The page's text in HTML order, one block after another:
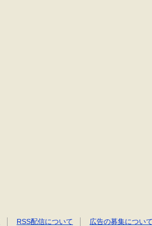
RSS配信について 広告の募集につい